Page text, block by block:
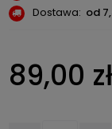
Dostawa: od
89,00 zł